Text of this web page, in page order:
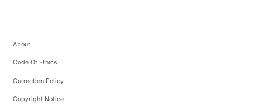
About
Code Of Ethics
Correction Policy
Copyright Notice